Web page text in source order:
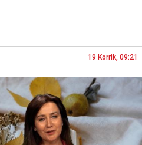
19 Korrik, 09:21